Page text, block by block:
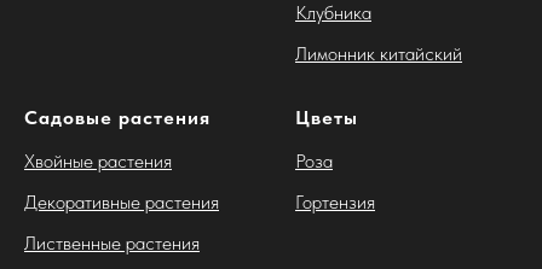
Клубника
Лимонник китайский
Садовые растения
Хвойные растения
Декоративные растения
Лиственные растения
Цветы
Роза
Гортензия